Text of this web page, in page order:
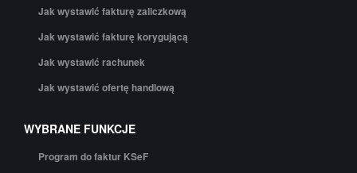
Jak wystawić fakturę zaliczkową
Jak wystawić fakturę korygującą
Jak wystawić rachunek
Jak wystawić ofertę handlową
WYBRANE FUNKCJE
Program do faktur KSeF